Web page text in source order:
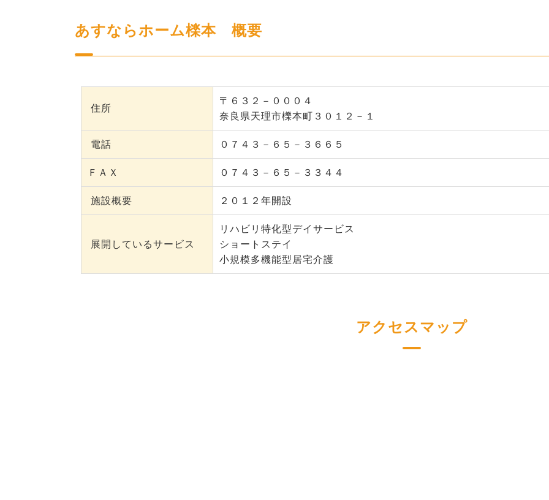
あすならホーム檪本 概要
住所
〒６３２－０００４
奈良県天理市櫟本町３０１２－１
電話 ０７４３－６５－３６６５
ＦＡＸ ０７４３－６５－３３４４
施設概要 ２０１２年開設
展開しているサービス
リハビリ特化型デイサービス
ショートステイ
小規模多機能型居宅介護
アクセスマップ